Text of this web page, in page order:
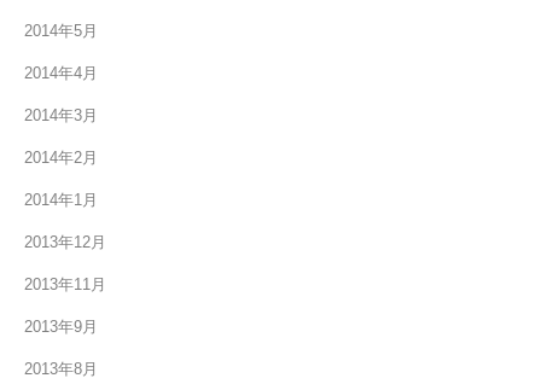
2014年5月
2014年4月
2014年3月
2014年2月
2014年1月
2013年12月
2013年11月
2013年9月
2013年8月